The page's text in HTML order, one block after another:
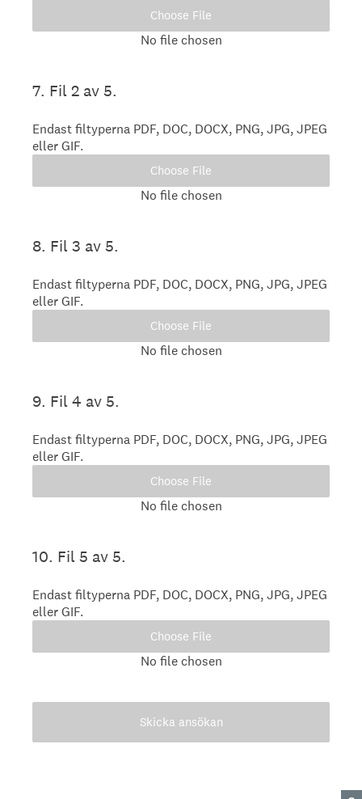
Choose File
No file chosen
7. Fil 2 av 5.
Endast filtyperna PDF, DOC, DOCX, PNG, JPG, JPEG
eller GIF.
Choose File
No file chosen
8. Fil 3 av 5.
Endast filtyperna PDF, DOC, DOCX, PNG, JPG, JPEG
eller GIF.
Choose File
No file chosen
9. Fil 4 av 5.
Endast filtyperna PDF, DOC, DOCX, PNG, JPG, JPEG
eller GIF.
Choose File
No file chosen
10. Fil 5 av 5.
Endast filtyperna PDF, DOC, DOCX, PNG, JPG, JPEG
eller GIF.
Choose File
No file chosen
Skicka ansökan